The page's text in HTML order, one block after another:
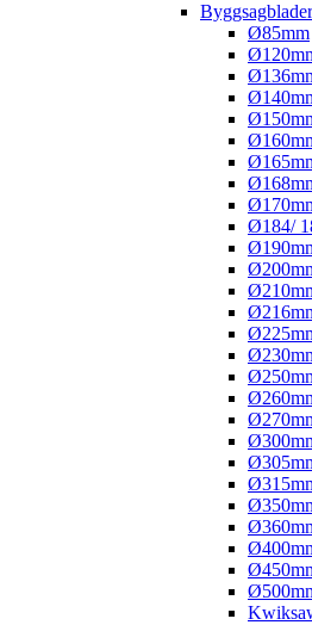
Ø85mm
Ø184/